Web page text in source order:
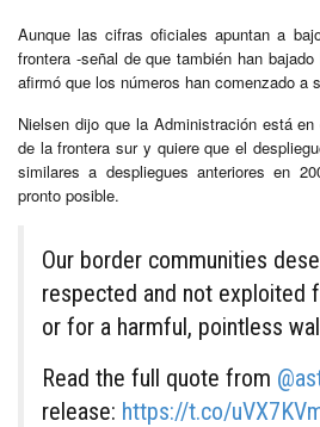
Aunque las cifras oficiales apuntan a
frontera -señal de que también han
afirmó que los números han comenzado a
Nielsen dijo que la Administración está
de la frontera sur y quiere que el
similares a despliegues anteriores en
pronto posible.
Our border communities
respected and not exploited
or for a harmful, pointless
Read the full quote from
release: https://t.co/